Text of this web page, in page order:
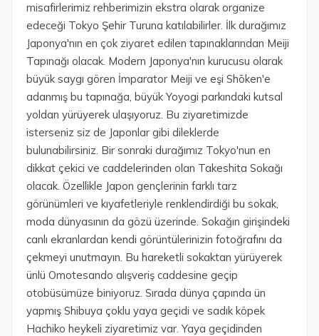
misafirlerimiz rehberimizin ekstra olarak organize
edeceği Tokyo Şehir Turuna katılabilirler. İlk durağımız
Japonya'nın en çok ziyaret edilen tapınaklarından Meiji
Tapınağı olacak. Modern Japonya'nın kurucusu olarak
büyük saygı gören İmparator Meiji ve eşi Shōken'e
adanmış bu tapınağa, büyük Yoyogi parkındaki kutsal
yoldan yürüyerek ulaşıyoruz. Bu ziyaretimizde
isterseniz siz de Japonlar gibi dileklerde
bulunabilirsiniz. Bir sonraki durağımız Tokyo'nun en
dikkat çekici ve caddelerinden olan Takeshita Sokağı
olacak. Özellikle Japon gençlerinin farklı tarz
görünümleri ve kıyafetleriyle renklendirdiği bu sokak,
moda dünyasının da gözü üzerinde. Sokağın girişindeki
canlı ekranlardan kendi görüntülerinizin fotoğrafını da
çekmeyi unutmayın. Bu hareketli sokaktan yürüyerek
ünlü Omotesando alışveriş caddesine geçip
otobüsümüze biniyoruz. Sırada dünya çapında ün
yapmış Shibuya çoklu yaya geçidi ve sadık köpek
Hachiko heykeli ziyaretimiz var. Yaya geçidinden